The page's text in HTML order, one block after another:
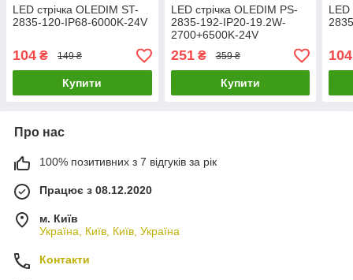
LED стрічка OLEDIM ST-
2835-120-IP68-6000K-24V
104 ₴ 149 ₴
Купити
LED стрічка OLEDIM PS-
2835-192-IP20-19.2W-
2700+6500K-24V
251₴ 359 ₴
Купити
LED
104
Про нас
100% позитивних з 7 відгуків за рік
Працює з 08.12.2020
м. Київ
Україна, Київ, Київ, Україна
Контакти